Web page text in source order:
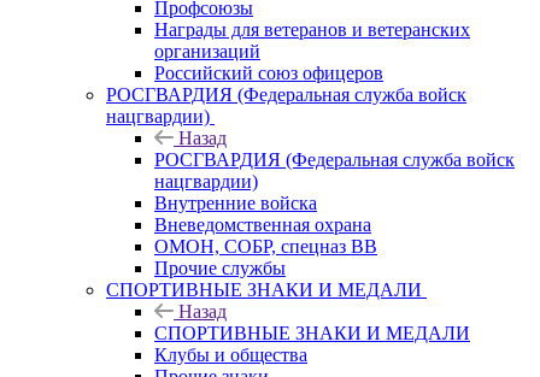
Профсоюзы
Награды для ветеранов и ветеранских
организаций
Российский союз офицеров
РОСГВАРДИЯ (Федеральная служба войск
нацгвардии)
Назад
РОСГВАРДИЯ (Федеральная служба войск
нацгвардии)
Внутренние войска
Вневедомственная охрана
ОМОН, СОБР, спецназ ВВ
Прочие службы
СПОРТИВНЫЕ ЗНАКИ И МЕДАЛИ
Назад
СПОРТИВНЫЕ ЗНАКИ И МЕДАЛИ
Клубы и общества